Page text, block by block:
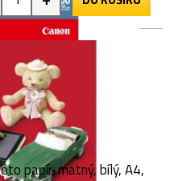
papír, matný, bílý, A4,